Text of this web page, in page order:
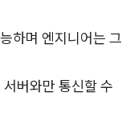
하며 엔지니어는 그
버와만 통신할 수